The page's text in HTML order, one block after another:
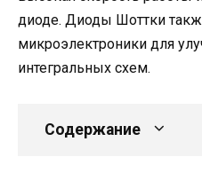
диоде. Диоды Шоттки
микроэлектроники для
интегральных схем.
Содержание